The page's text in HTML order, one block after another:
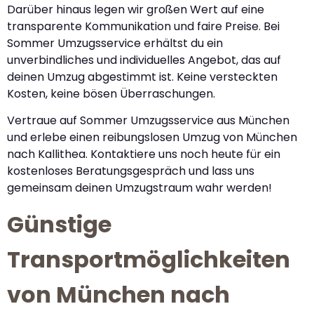
Darüber hinaus legen wir großen Wert auf eine
transparente Kommunikation und faire Preise. Bei
Sommer Umzugsservice erhältst du ein
unverbindliches und individuelles Angebot, das auf
deinen Umzug abgestimmt ist. Keine versteckten
Kosten, keine bösen Überraschungen.
Vertraue auf Sommer Umzugsservice aus München
und erlebe einen reibungslosen Umzug von München
nach Kallithea. Kontaktiere uns noch heute für ein
kostenloses Beratungsgespräch und lass uns
gemeinsam deinen Umzugstraum wahr werden!
Günstige
Transportmöglichkeiten
von München nach